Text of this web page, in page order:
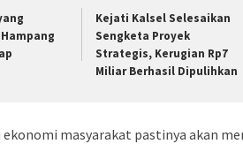
Kejati Kalsel Selesaikan
Sengketa Proyek
Strategis, Kerugian Rp7
Miliar Berhasil Dipulihkan
ekonomi masyarakat pastinya akan